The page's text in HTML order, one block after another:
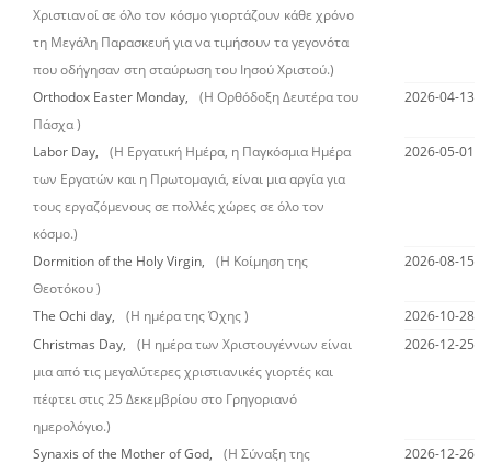
Χριστιανοί σε όλο τον κόσμο γιορτάζουν κάθε χρόνο
τη Μεγάλη Παρασκευή για να τιμήσουν τα γεγονότα
που οδήγησαν στη σταύρωση του Ιησού Χριστού.)
Orthodox Easter Monday,
(Η Ορθόδοξη Δευτέρα του
Πάσχα )
2026-04-13
Labor Day,
(Η Εργατική Ημέρα, η Παγκόσμια Ημέρα
των Εργατών και η Πρωτομαγιά, είναι μια αργία για
τους εργαζόμενους σε πολλές χώρες σε όλο τον
κόσμο.)
2026-05-01
Dormition of the Holy Virgin,
(Η Κοίμηση της
Θεοτόκου )
2026-08-15
The Ochi day, (Η ημέρα της Όχης )
2026-10-28
Christmas Day,
(Η ημέρα των Χριστουγέννων είναι
μια από τις μεγαλύτερες χριστιανικές γιορτές και
πέφτει στις 25 Δεκεμβρίου στο Γρηγοριανό
ημερολόγιο.)
2026-12-25
Synaxis of the Mother of God,
(Η Σύναξη της
2026-12-26